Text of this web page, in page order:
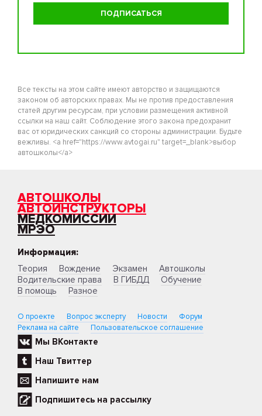
Все тексты на этом сайте имеют авторство и защищаются
законом об авторских правах. Мы не против предоставления
статей другим ресурсам, при условии размещения активной
ссылки на наш сайт. Соблюдение этого закона предохранит
вас от юридических санкций со стороны администрации. Будьте
вежливы. <a href="https://www.avtogai.ru" target=_blank>выбор
автошколы</a>
АВТОШКОЛЫ
АВТОИНСТРУКТОРЫ
МЕДКОМИССИИ
МРЭО
Информация:
Теория
Вождение Экзамен
Автошколы
Водительские права
В ГИБДД
Обучение
В помощь
Разное
О проекте Вопрос эксперту Новости
Форум
Реклама на сайте
Пользовательское соглашение
Мы ВКонтакте
Наш Твиттер
Напишите нам
Подпишитесь на рассылку